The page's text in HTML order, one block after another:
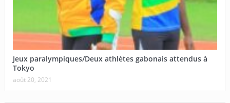
Jeux paralympiques/Deux athlètes gabonais attendus à
Tokyo
août 20, 2021